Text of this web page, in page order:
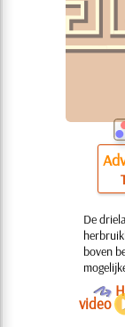
De
boven
O
video